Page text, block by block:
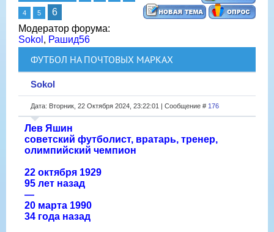
4 5
6
Модератор форума:
Sokol , Рашид56
ФУТБОЛ НА ПОЧТОВЫХ МАРКАХ
Sokol
Дата: Вторник, 22 Октября 2024, 23:22:01 | Сообщение # 176
Лев Яшин
советский футболист, вратарь, тренер,
олимпийский чемпион
22 октября 1929
95 лет назад
—
20 марта 1990
34 года назад